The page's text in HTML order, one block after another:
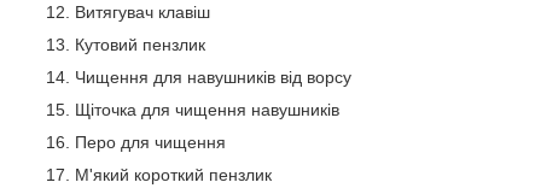
Витягувач клавіш
Кутовий пензлик
Чищення для навушників від ворсу
Щіточка для чищення навушників
Перо для чищення
М'який короткий пензлик